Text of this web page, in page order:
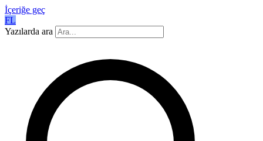
İçeriğe geç
FL
Yazılarda ara